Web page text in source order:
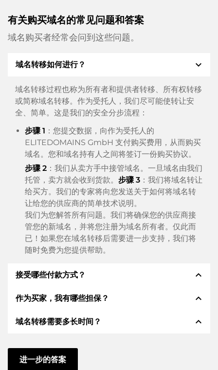
有关购买域名的常见问题和答案
域名购买者经常会问到这些问题。
域名转移如何进行？ expand_more
域名转移过程也称为所有者和提供者转移、所有权转移
或简称域名转移。作为受托人，我们尽可能使转让安
全、简单。这是我们的安全分步流程：
步骤 1 ：您提交数据，向作为受托人的
ELITEDOMAINS GmbH 支付购买费用，从而购买
域名。您和域名持有人之间将签订一份购买协议。
步骤 2 ：我们从卖方手中接管域名。一旦域名由我们
托管，卖方就会收到货款。 步骤 3 ：我们将域名转让
给买方。我们的专家将向您发送关于如何将域名转
让给您的供应商的简单技术说明。
我们为您解答所有问题。我们将确保您的供应商接
管您的新域名，并将您注册为域名所有者。仅此而
已！如果您在域名转移后需要进一步支持，我们将
随时免费为您提供帮助。
接受哪些付款方式？ expand_less
我们使用 SEPA 作为预付费，并使用 STRIPE 作为支
卡、PayPal、Klarna、ApplePay、GooglePay、支
ApplePay、GooglePay、支付宝或本地供应商。
作为买家，我有哪些担保？ expand_less
作为买方，我们始终向您保证以下证券。这就是我们的
托管人。
域名转移需要多长时间？ expand_less
域名转移到新的提供商是通过自动程序实时进行的。只
要您及时采取行动，并且您的供应商没有任何问题，一
进一步的答案